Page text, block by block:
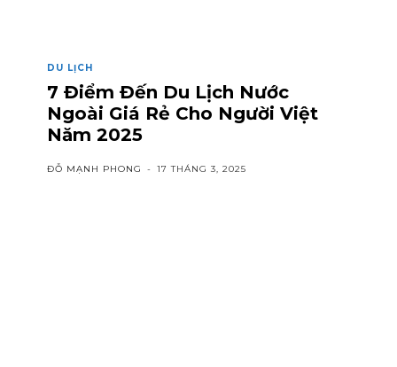
DU LỊCH
7 Điểm Đến Du Lịch Nước
Ngoài Giá Rẻ Cho Người Việt
Năm 2025
ĐỖ MẠNH PHONG - 17 THÁNG 3, 2025